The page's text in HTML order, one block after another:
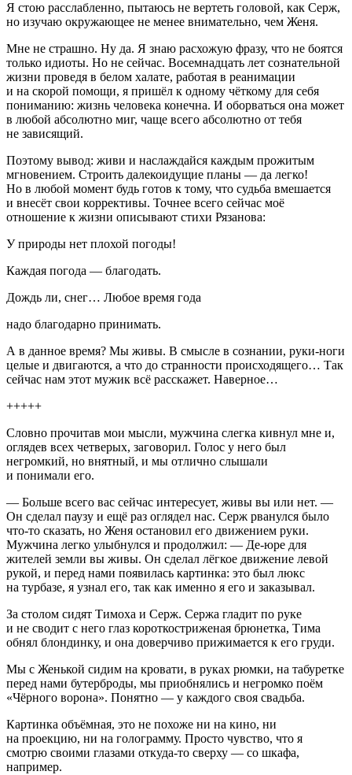
Я стою расслабленно, пытаюсь не вертеть головой, как Серж,
но изучаю окружающее не менее внимательно, чем Женя.
Мне не страшно. Ну да. Я знаю расхожую фразу, что не боятся
только идиоты. Но не сейчас. Восемнадцать лет сознательной
жизни проведя в белом халате, работая в реанимации
и на скорой помощи, я пришёл к одному чёткому для себя
пониманию: жизнь человека конечна. И оборваться она может
в любой абсолютно миг, чаще всего абсолютно от тебя
не зависящий.
Поэтому вывод: живи и наслаждайся каждым прожитым
мгновением. Строить далекоидущие планы — да легко!
Но в любой момент будь готов к тому, что судьба вмешается
и внесёт свои коррективы. Точнее всего сейчас моё
отношение к жизни описывают стихи Рязанова:
У природы нет плохой погоды!
Каждая погода — благодать.
Дождь ли, снег… Любое время года
надо благодарно принимать.
А в данное время? Мы живы. В смысле в сознании, руки-ноги
целые и двигаются, а что до странности происходящего… Так
сейчас нам этот мужик всё расскажет. Наверное…
+++++
Словно прочитав мои мысли, мужчина слегка кивнул мне и,
оглядев всех четверых, заговорил. Голос у него был
негромкий, но внятный, и мы отлично слышали
и понимали его.
— Больше всего вас сейчас интересует, живы вы или нет. —
Он сделал паузу и ещё раз оглядел нас. Серж рванулся было
что-то сказать, но Женя остановил его движением руки.
Мужчина легко улыбнулся и продолжил: — Де-юре для
жителей земли вы живы. Он сделал лёгкое движение левой
рукой, и перед нами появилась картинка: это был люкс
на турбазе, я узнал его, так как именно я его и заказывал.
За столом сидят Тимоха и Серж. Сержа гладит по руке
и не сводит с него глаз короткостриженая брюнетка, Тима
обнял блондинку, и она доверчиво прижимается к его груди.
Мы с Женькой сидим на кровати, в руках рюмки, на табуретке
перед нами бутерброды, мы приобнялись и негромко поём
«Чёрного ворона». Понятно — у каждого своя свадьба.
Картинка объёмная, это не похоже ни на кино, ни
на проекцию, ни на голограмму. Просто чувство, что я
смотрю своими глазами откуда-то сверху — со шкафа,
например.